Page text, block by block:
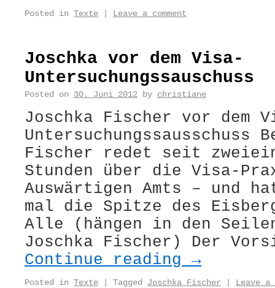
Posted in Texte Leave a comment
Joschka vor dem Visa-
Untersuchungssauschuss
Posted on 30. Juni 2012 by christiane
Joschka Fischer vor dem
Untersuchungssausschuss
Fischer redet seit
Stunden über die Visa-
Auswärtigen Amts – und
mal die Spitze des
Alle (hängen in den
Joschka Fischer) Der
Continue reading →
Posted in Texte Tagged Joschka Fischer Leave a